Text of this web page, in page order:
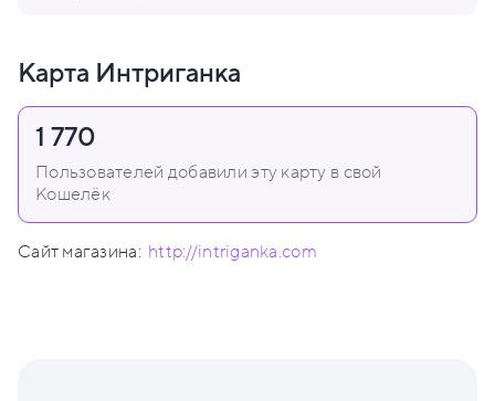
Карта Интриганка
1 770
Пользователей добавили эту карту в свой
Кошелёк
Сайт магазина: http://intriganka.com